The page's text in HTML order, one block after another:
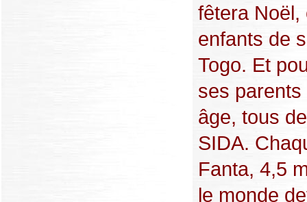
fêtera Noël,
enfants de
Togo. Et
ses
âge, tous
SIDA.
Fanta, 4,5
le monde